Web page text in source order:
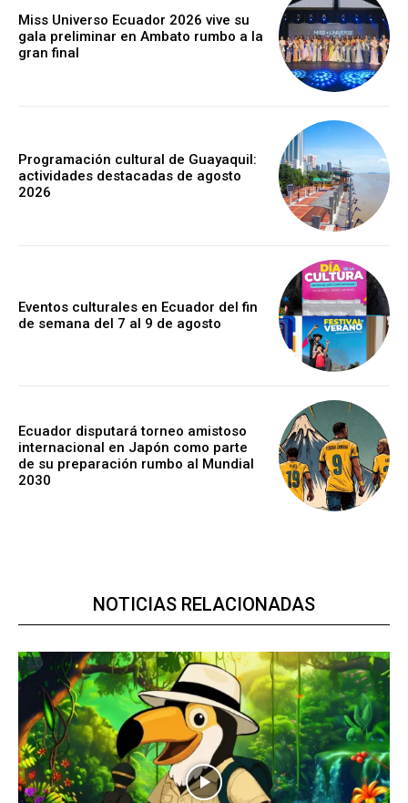
Miss Universo Ecuador 2026 vive su
gala preliminar en Ambato rumbo a la
gran final
Programación cultural de Guayaquil:
actividades destacadas de agosto
2026
Eventos culturales en Ecuador del fin
de semana del 7 al 9 de agosto
Ecuador disputará torneo amistoso
internacional en Japón como parte
de su preparación rumbo al Mundial
2030
NOTICIAS RELACIONADAS